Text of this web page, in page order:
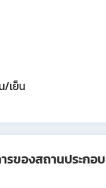
/เย็น
ของสถานประกอบ